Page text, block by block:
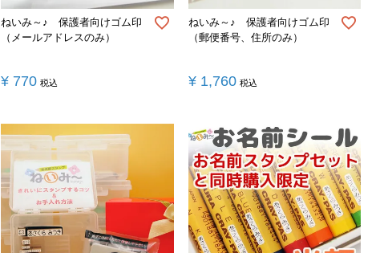
ねいみ～♪ 保護者向けゴム印
（メールアドレスのみ）
¥ 770 税込
ねいみ～♪ 保護者向けゴム印
（郵便番号、住所のみ）
¥ 1,760 税込